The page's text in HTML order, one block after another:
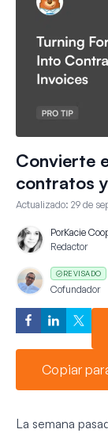
Convierte
contratos
Actualizado: 29 de
PorKacie
Redactor
REVISADO
Cofundador
Copiar
La semana